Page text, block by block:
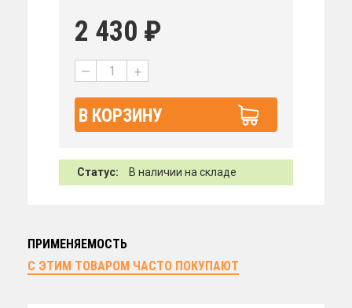
2 430 ₽
— +
В КОРЗИНУ
Статус: В наличии на складе
ПРИМЕНЯЕМОСТЬ
С ЭТИМ ТОВАРОМ ЧАСТО ПОКУПАЮТ